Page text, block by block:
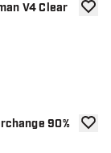
V4 Clear
90%